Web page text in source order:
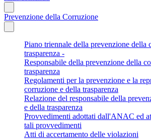
Prevenzione della Corruzione
Piano triennale della prevenzione della
trasparenza -
Responsabile della prevenzione della
trasparenza
Regolamenti per la prevenzione e la
corruzione e della trasparenza
Relazione del responsabile della
e della trasparenza
Provvedimenti adottati dall'ANAC ed
tali provvedimenti
Atti di accertamento delle violazioni